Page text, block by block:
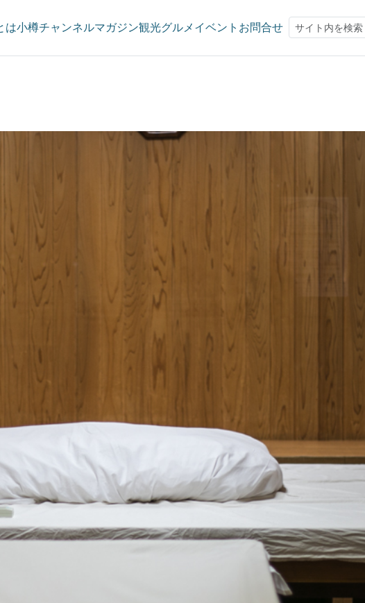
は小樽チャンネルマガジン観光グルメ イベント お問合せ
検索